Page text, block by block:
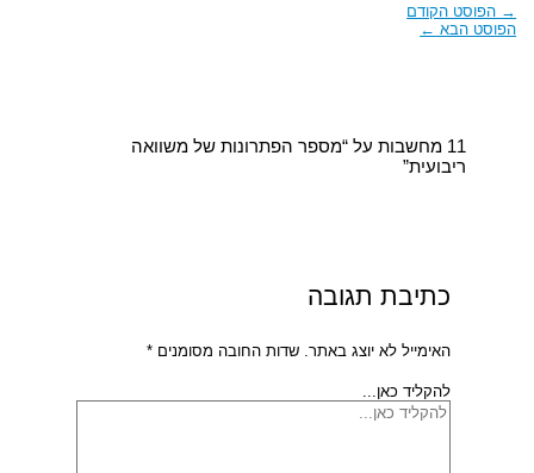
→ הפוסט הקודם
הפוסט הבא ←
11 מחשבות על “מספר הפתרונות של משוואה
ריבועית”
כתיבת תגובה
האימייל לא יוצג באתר. שדות החובה מסומנים *
להקליד כאן...